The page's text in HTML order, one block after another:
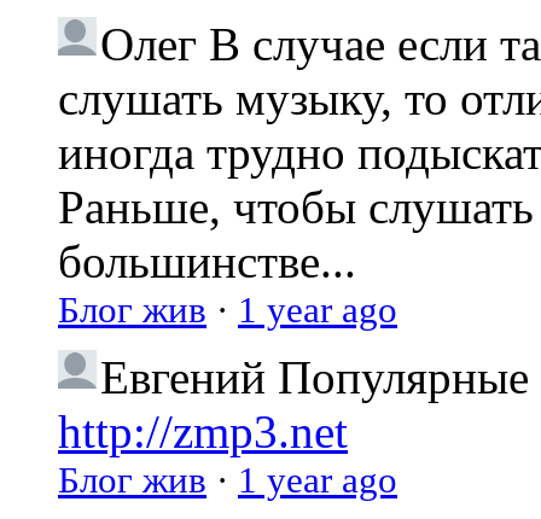
Олег В случае если
слушать музыку, то
иногда трудно
Раньше, чтобы слушать
большинстве...
Блог жив · 1 year ago
Евгений Популярные
http://zmp3.net
Блог жив · 1 year ago